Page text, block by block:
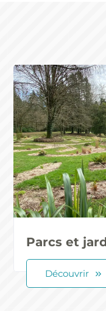
Parcs et
Découvrir